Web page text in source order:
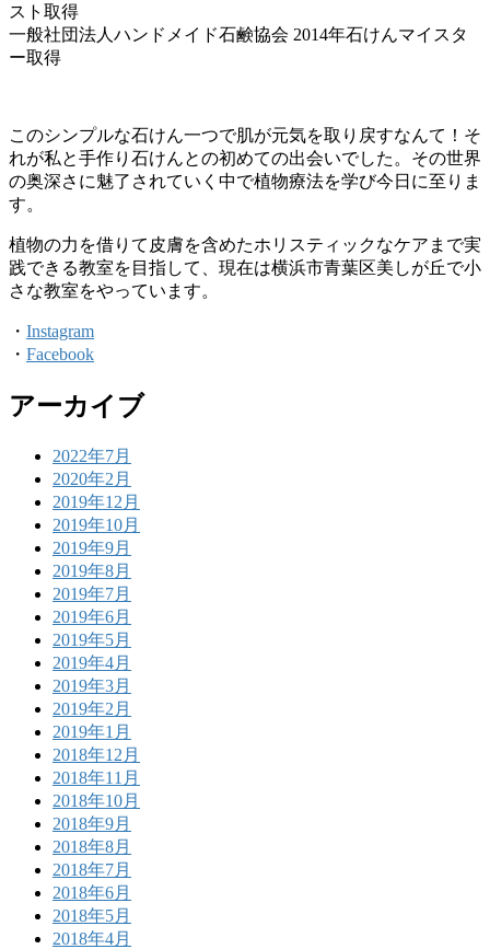
スト取得
一般社団法人ハンドメイド石鹸協会 2014年石けんマイスタ
ー取得
このシンプルな石けん一つで肌が元気を取り戻すなんて！そ
れが私と手作り石けんとの初めての出会いでした。その世界
の奥深さに魅了されていく中で植物療法を学び今日に至りま
す。
植物の力を借りて皮膚を含めたホリスティックなケアまで実
践できる教室を目指して、現在は横浜市青葉区美しが丘で小
さな教室をやっています。
・ Instagram
・ Facebook
アーカイブ
2022年7月
2020年2月
2019年12月
2019年10月
2019年9月
2019年8月
2019年7月
2019年6月
2019年5月
2019年4月
2019年3月
2019年2月
2019年1月
2018年12月
2018年11月
2018年10月
2018年9月
2018年8月
2018年7月
2018年6月
2018年5月
2018年4月